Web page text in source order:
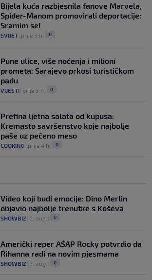
Bijela kuća razbjesnila fanove Marvela,
Spider-Manom promovirali deportacije:
Sramim se!
SVIJET prije 3 h 0
Pune ulice, više noćenja i milioni
prometa: Sarajevo prkosi turističkom
padu
VIJESTI prije 3 h 0
Prefina ljetna salata od kupusa:
Kremasto savršenstvo koje najbolje
paše uz pečeno meso
COOKING prije 4 h 0
Video koji budi emocije: Dino Merlin
objavio najbolje trenutke s Koševa
SHOWBIZ 6. aug. 0
Američki reper A$AP Rocky potvrdio da
Rihanna radi na novim pjesmama
SHOWBIZ 6. aug. 0